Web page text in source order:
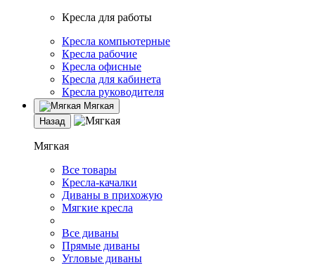
Кресла для работы
Кресла компьютерные
Кресла рабочие
Кресла офисные
Кресла для кабинета
Кресла руководителя
Мягкая
Назад
Мягкая
Все товары
Кресла-качалки
Диваны в прихожую
Мягкие кресла
Все диваны
Прямые диваны
Угловые диваны